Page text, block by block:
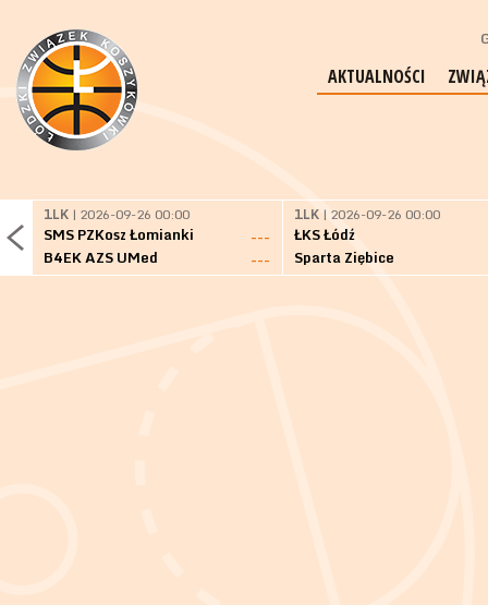
AKTUALNOŚCI
1LK | 2026-09-26 00:00
SMS PZKosz Łomianki
---
B4EK AZS UMed
---
1LK | 2026-09-26 00:00
ŁKS Łódź
Sparta Ziębice